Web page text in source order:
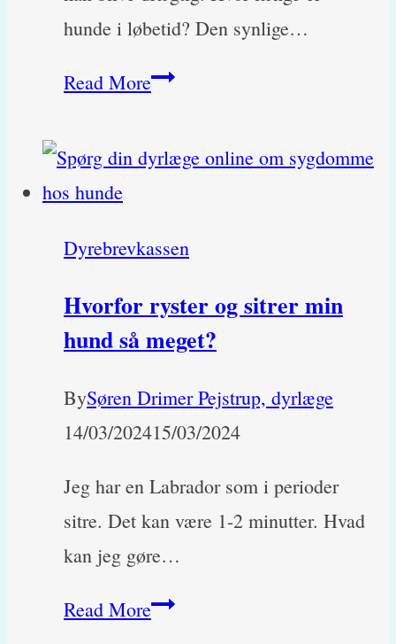
hunde i løbetid? Den synlige…
Read MoreHundens
Komplet
din
naturlige
cyklus
Dyrebrevkassen
Hvorfor ryster og sitrer min
hund så meget?
BySøren Drimer Pejstrup, dyrlæge
14/03/202415/03/2024
Jeg har en Labrador som i perioder
sitre. Det kan være 1-2 minutter. Hvad
kan jeg gøre…
Read MoreHvorfor